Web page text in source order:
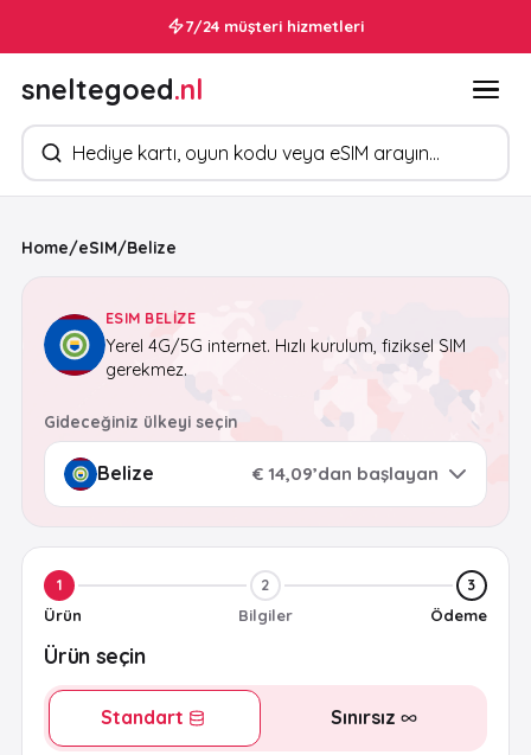
7/24 müşteri hizmetleri
sneltegoed.nl
Ürün arayın
Home/eSIM/Belize
ESIM BELIZE
Yerel 4G/5G internet. Hızlı kurulum, fiziksel SIM
gerekmez.
Gideceğiniz ülkeyi seçin
€ 14,09’dan başlayan
1
Ürün
2
Bilgiler
3
Ödeme
Ürün seçin
Standart Sınırsız